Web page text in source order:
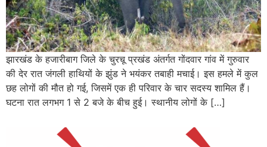
झारखंड के हजारीबाग जिले के चुरचू प्रखंड अंतर्गत गोंदवार गांव में गुरुवार
की देर रात जंगली हाथियों के झुंड ने भयंकर तबाही मचाई। इस हमले में कुल
छह लोगों की मौत हो गई, जिसमें एक ही परिवार के चार सदस्य शामिल हैं।
घटना रात लगभग 1 से 2 बजे के बीच हुई। स्थानीय लोगों के […]